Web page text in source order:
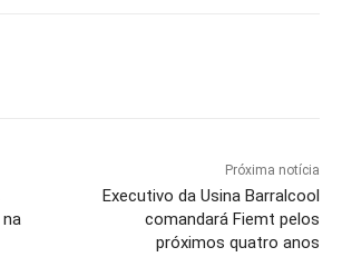
Próxima notícia
Executivo da Usina Barralcool
comandará Fiemt pelos
próximos quatro anos